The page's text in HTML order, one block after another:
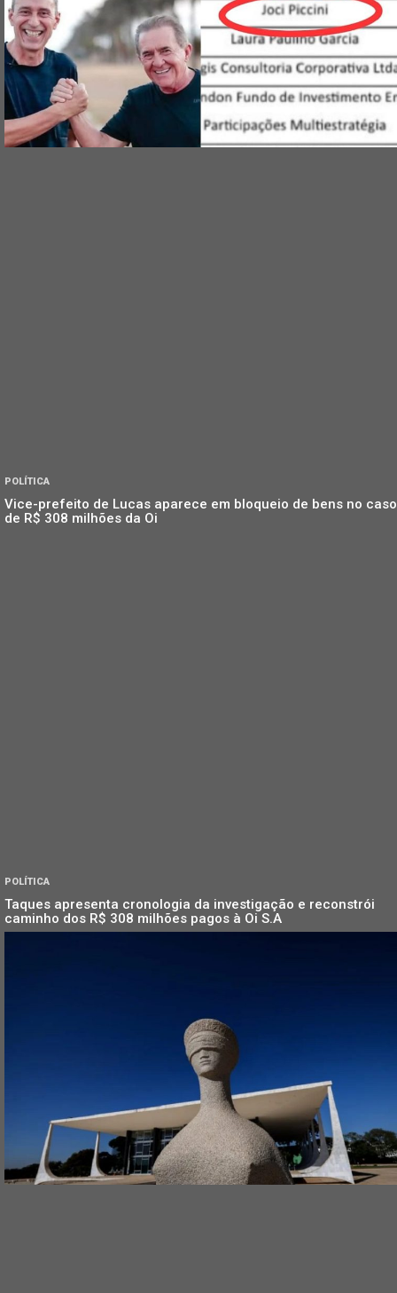
POLÍTICA
Vice-prefeito de Lucas aparece em bloqueio de bens no caso
de R$ 308 milhões da Oi
POLÍTICA
Taques apresenta cronologia da investigação e reconstrói
caminho dos R$ 308 milhões pagos à Oi S.A